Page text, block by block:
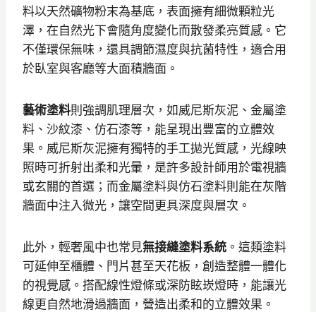
料以天然礦物粉末為基底，表面擁有細微顆粒光
澤，在自然光下會隨角度變化而散發柔亮質感。它
不僅環保無味，還具調節濕度與抗菌特性，適合用
於臥室與客廳等大面積牆面。
藝術塗料則強調肌理層次，如威尼斯灰泥、金屬塗
料、沙紋漆、仿石漆等，能呈現出豐富的立體效
果。威尼斯灰泥擁有獨特的手工拋光質感，光線映
照時可折射出柔和光暈，是許多設計師用於電視牆
或玄關的首選；而金屬塗料與仿石塗料則能在灰階
牆面中注入微光，讓空間更具深度與層次。
此外，輕奢風中也常見無接縫塗料系統 。這類塗料
可延伸至櫃體、門片甚至天花板，創造整體一體化
的視覺感。搭配線性燈條或深防眩崁燈時，能讓光
線更自然地滑過牆面，營造出柔和的立體效果。